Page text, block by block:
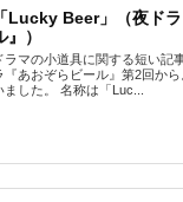
「Lucky Beer」（夜ド
』）
ラマの小道具に関する短い記
『あおぞらビール』第2回か
ました。 名称は「Luc...